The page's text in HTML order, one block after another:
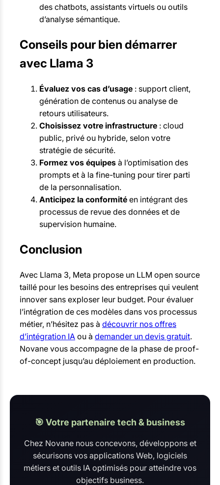
des chatbots, assistants virtuels ou outils
d’analyse sémantique.
Conseils pour bien démarrer
avec Llama 3
Évaluez vos cas d’usage : support client,
génération de contenus ou analyse de
retours utilisateurs.
Choisissez votre infrastructure : cloud
public, privé ou hybride, selon votre
stratégie de sécurité.
Formez vos équipes à l’optimisation des
prompts et à la fine-tuning pour tirer parti
de la personnalisation.
Anticipez la conformité en intégrant des
processus de revue des données et de
supervision humaine.
Conclusion
Avec Llama 3, Meta propose un LLM open source
taillé pour les besoins des entreprises qui veulent
innover sans exploser leur budget. Pour évaluer
l’intégration de ces modèles dans vos processus
métier, n’hésitez pas à découvrir nos offres
d’intégration IA ou à demander un devis gratuit.
Novane vous accompagne de la phase de proof-
of-concept jusqu’au déploiement en production.
🎯 Votre partenaire tech & business
Chez Novane nous concevons, développons et
sécurisons vos applications Web, logiciels
métiers et outils IA optimisés pour atteindre vos
objectifs business.